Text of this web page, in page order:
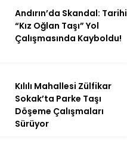
Andırın’da Skandal: Tarihi
“Kız Oğlan Taşı” Yol
Çalışmasında Kayboldu!
Kılılı Mahallesi Zülfikar
Sokak’ta Parke Taşı
Döşeme Çalışmaları
Sürüyor